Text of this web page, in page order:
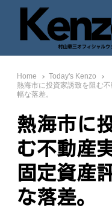
七転八起 – 村
村山憲三ウェブサイト
Home
Today's Kenzo
熱海市に投資家誘致を阻む
幅な落差。
熱海市に
む不動産
固定資産
な落差。